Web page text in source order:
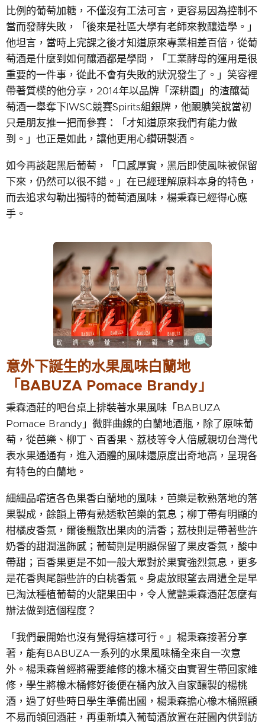
比例的葡萄加糖，不僅沒有工法可言，更容易因為控制不
當而發酵失敗，「後來是社區大學有老師來教釀造學。」
他坦言，當時上完課之後才知道原來專業相差百倍，從葡
萄酒是什麼到如何釀酒都是學問，「工業酵母的運用是很
重要的一件事，從此不會有失敗的狀況發生了。」笑容裡
帶著質樸的他分享，2014年以品牌「深耕園」的渣釀葡
萄酒一舉奪下IWSC競賽Spirits組銀牌，他靦腆笑說當初
只是朋友推一把而參賽：「才知道原來我們有能力做
到。」也正是如此，讓他更用心鑽研製酒。
如今再談起黑后葡萄，「口感厚實，黑后即使風味被保留
下來，仍然可以很不錯。」在已經理解原料本身的特色，
而去追求勾勒出獨特的葡萄酒風味，楊秉森已經得心應
手。
意外下誕生的水果風味白蘭地
「BABUZA Pomace Brandy」
秉森酒莊的吧台桌上排裝著水果風味「BABUZA
Pomace Brandy」微胖曲線的白蘭地酒瓶，除了原味葡
萄，從芭樂、柳丁、百香果、荔枝等令人倍感親切台灣代
表水果通通有，進入酒體的風味還原度出奇地高，呈現各
有特色的白蘭地。
細細品嚐這各色果香白蘭地的風味，芭樂是軟熟落地的落
果製成，餘韻上帶有熟透軟芭樂的氣息；柳丁帶有明顯的
柑橘皮香氣，爾後飄散出果肉的清香；荔枝則是帶著些許
奶香的甜潤溫飾感；葡萄則是明顯保留了果皮香氣，酸中
帶甜；百香果更是不如一般大眾對於果實強烈氣息，更多
是花香與尾韻些許的白桃香氣。身處放眼望去周遭全是早
已淘汰種植葡萄的火龍果田中，令人驚艷秉森酒莊怎麼有
辦法做到這個程度？
「我們最開始也沒有覺得這樣可行。」楊秉森接著分享
著，能有BABUZA一系列的水果風味桶全來自一次意
外。楊秉森曾經將需要維修的橡木桶交由實習生帶回家維
修，學生將橡木桶修好後便在桶內放入自家釀製的楊桃
酒，過了好些時日學生準備出國，楊秉森擔心橡木桶照顧
不易而領回酒莊，再重新填入葡萄酒放置在莊園內供到訪